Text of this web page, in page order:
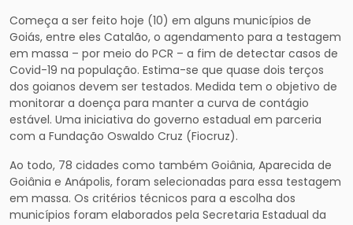
Começa a ser feito hoje (10) em alguns municípios de
Goiás, entre eles Catalão, o agendamento para a testagem
em massa – por meio do PCR – a fim de detectar casos de
Covid-19 na população. Estima-se que quase dois terços
dos goianos devem ser testados. Medida tem o objetivo de
monitorar a doença para manter a curva de contágio
estável. Uma iniciativa do governo estadual em parceria
com a Fundação Oswaldo Cruz (Fiocruz).
Ao todo, 78 cidades como também Goiânia, Aparecida de
Goiânia e Anápolis, foram selecionadas para essa testagem
em massa. Os critérios técnicos para a escolha dos
municípios foram elaborados pela Secretaria Estadual da